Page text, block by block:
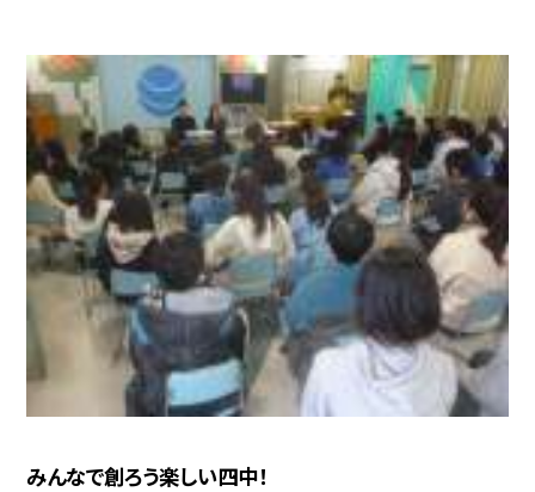
みんなで創ろう楽しい四中！